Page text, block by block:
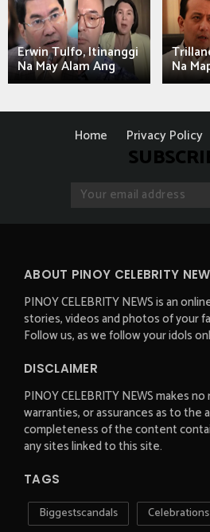
Erwin Tulfo, Itinanggi
Na May Alam Ang Na
Home Privacy Policy
ABOUT PINOY CELEBRITY
PINOY CELEBRITY NEWS is an
stories, videos and photos of your
Follow us, as we follow your idols
DISCLAIMER
PINOY CELEBRITY NEWS makes
warranties, or assurances as to the
completeness of the content
any sites linked to this site.
TAGS
Biggestscandals Celebrations